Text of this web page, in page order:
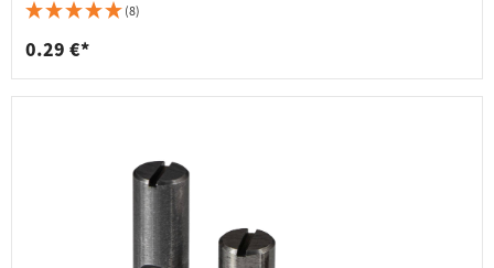
(8)
0.29 €*